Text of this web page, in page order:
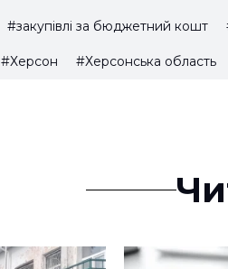
#закупівлі за бюджетний кошт
#Херсон #Херсонська область